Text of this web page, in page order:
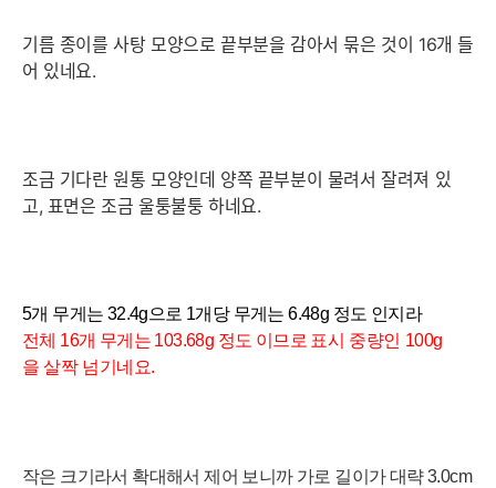
기름 종이를 사탕 모양으로 끝부분을 감아서 묶은 것이 16개 들
어 있네요.
조금 기다란 원통 모양인데 양쪽 끝부분이 물려서 잘려져 있
고, 표면은 조금 울퉁불퉁 하네요.
5개 무게는 32.4g으로 1개당 무게는 6.48g 정도 인지라
전체 16개 무게는 103.68g 정도 이므로 표시 중량인 100g
을 살짝 넘기네요.
작은 크기라서 확대해서 제어 보니까 가로 길이가 대략 3.0cm